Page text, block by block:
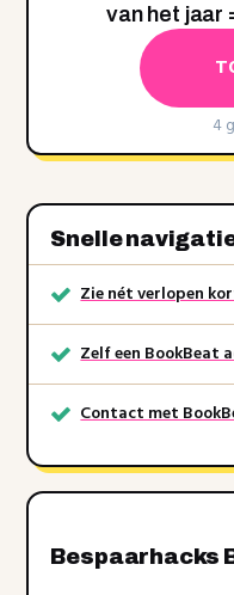
van het jaar
4
Snelle
Zie nét verlopen
Zelf een BookBeat
Contact met
Bespaarhacks